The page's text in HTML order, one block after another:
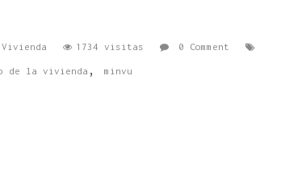
1734 visitas 0 Comment
de la vivienda , minvu